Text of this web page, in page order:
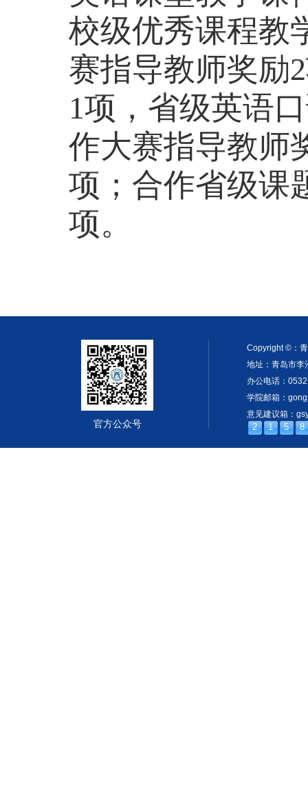
校级优秀课程教
赛指导教师奖励
1项，省级英语
作大赛指导教师
项；合作省级课
项。
官方公众号
Copyright ©：
地址：青岛市李
办公电话：
学院邮箱：
意见建议箱：
2 1 5 8